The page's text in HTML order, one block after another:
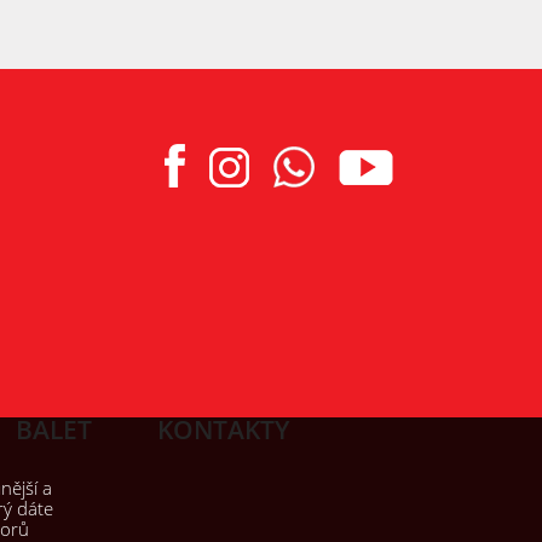
BALET KONTAKTY
a
dáte